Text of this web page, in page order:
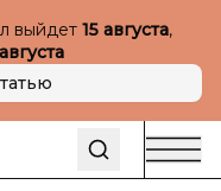
выйдет 15 августа,